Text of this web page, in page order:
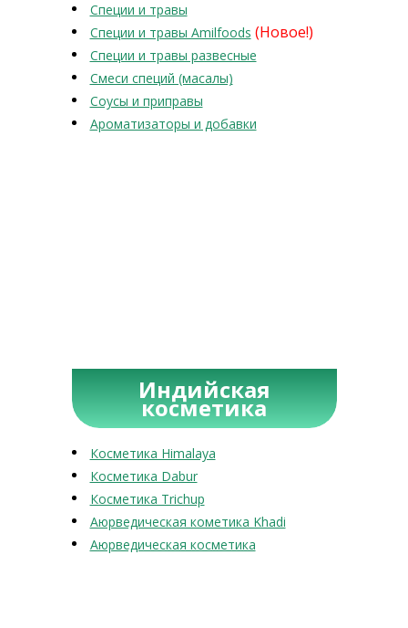
Специи и травы
Специи и травы Amilfoods (Новое!)
Специи и травы развесные
Смеси специй (масалы)
Соусы и приправы
Ароматизаторы и добавки
Индийская
косметика
Косметика Himalaya
Косметика Dabur
Косметика Trichup
Аюрведическая кометика Khadi
Аюрведическая косметика